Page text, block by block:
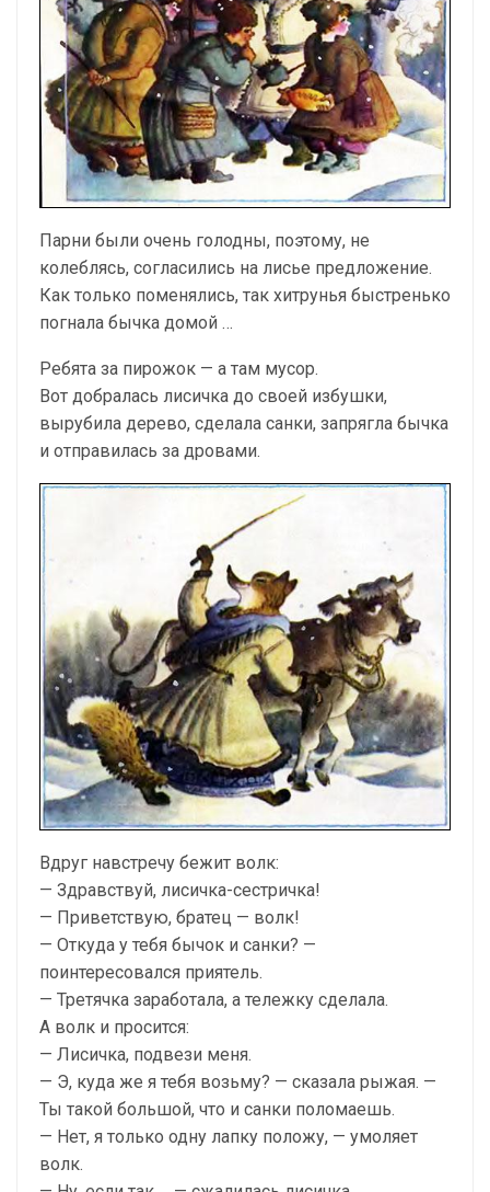
Парни были очень голодны, поэтому, не
колеблясь, согласились на лисье предложение.
Как только поменялись, так хитрунья быстренько
погнала бычка домой …
Ребята за пирожок — а там мусор.
Вот добралась лисичка до своей избушки,
вырубила дерево, сделала санки, запрягла бычка
и отправилась за дровами.
Вдруг навстречу бежит волк:
— Здравствуй, лисичка-сестричка!
— Приветствую, братец — волк!
— Откуда у тебя бычок и санки? —
поинтересовался приятель.
— Третячка заработала, а тележку сделала.
А волк и просится:
— Лисичка, подвези меня.
— Э, куда же я тебя возьму? — сказала рыжая. —
Ты такой большой, что и санки поломаешь.
— Нет, я только одну лапку положу, — умоляет
волк.